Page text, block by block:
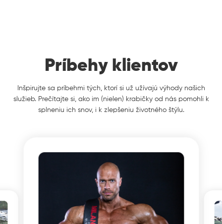
Príbehy klientov
Inšpirujte sa príbehmi tých, ktorí si už užívajú výhody našich
služieb. Prečítajte si, ako im (nielen) krabičky od nás pomohli k
splneniu ich snov, i k zlepšeniu životného štýlu.